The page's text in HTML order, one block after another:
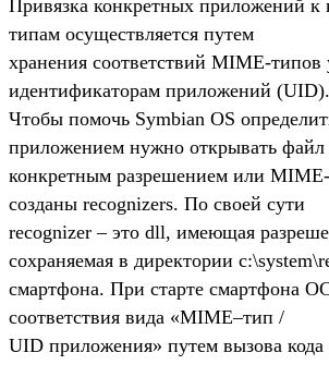
Привязка конкретных приложений к
типам осуществляется путем
хранения соответствий MIME-
идентификаторам приложений (UID).
Чтобы помочь Symbian OS
приложением нужно открывать файл
конкретным разрешением или
созданы recognizers. По своей сути
recognizer – это dll, имеющая
сохраняемая в директории
смартфона. При старте смартфона
соответствия вида «MIME–тип /
UID приложения» путем вызова кода